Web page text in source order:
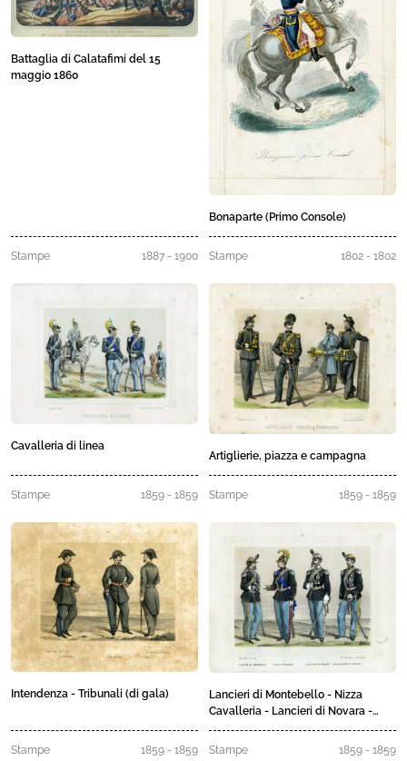
Battaglia di Calatafimi del 15
maggio 1860
Stampe 1887 - 1900
Bonaparte (Primo Console)
Stampe 1802 - 1802
Cavalleria di linea
Stampe 1859 - 1859
Artiglierie, piazza e campagna
Stampe 1859 - 1859
Intendenza - Tribunali (di gala)
Stampe 1859 - 1859
Lancieri di Montebello - Nizza
Cavalleria - Lancieri di Novara -
Stampe
1859 - 1859